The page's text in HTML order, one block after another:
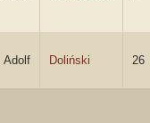
Adolf Doliński 26